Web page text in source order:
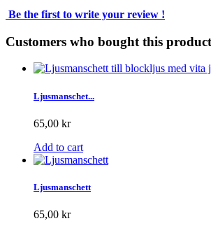
Be the first to write your review !
Customers who bought this
Ljusmanschet...
65,00 kr
Add to cart
Ljusmanschett
65,00 kr